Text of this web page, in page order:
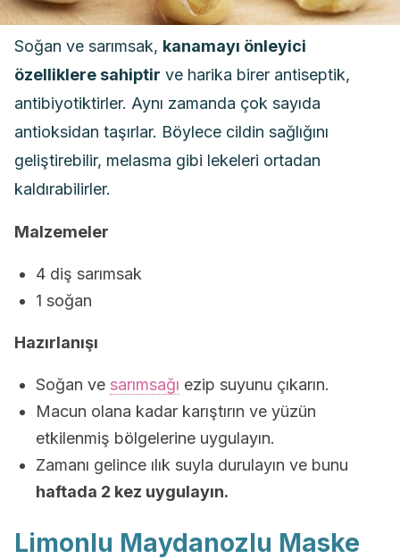
Soğan ve sarımsak, kanamayı önleyici
özelliklere sahiptir ve harika birer antiseptik,
antibiyotiktirler. Aynı zamanda çok sayıda
antioksidan taşırlar. Böylece cildin sağlığını
geliştirebilir, melasma gibi lekeleri ortadan
kaldırabilirler.
Malzemeler
4 diş sarımsak
1 soğan
Hazırlanışı
Soğan ve sarımsağı ezip suyunu çıkarın.
Macun olana kadar karıştırın ve yüzün
etkilenmiş bölgelerine uygulayın.
Zamanı gelince ılık suyla durulayın ve bunu
haftada 2 kez uygulayın.
Limonlu Maydanozlu Maske